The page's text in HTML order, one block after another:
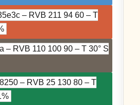
– RVB 211 94 60 – T
– RVB 110 100 90 – T 30° S
– RVB 25 130 80 – T